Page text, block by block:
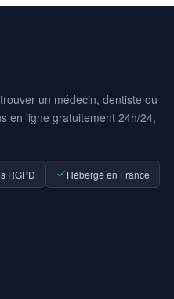
un médecin, dentiste ou
en ligne gratuitement 24h/24,
RGPD Hébergé en France